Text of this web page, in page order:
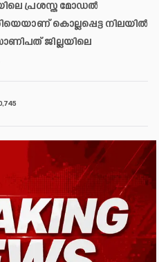
പ്രശസ്ത മോഡൽ
കൊല്ലപ്പെട്ട നിലയിൽ
ജില്ലയിലെ